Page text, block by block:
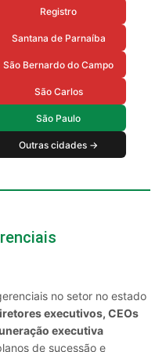
Registro
Santana de Parnaíba
São Bernardo do Campo
São Carlos
São Paulo
Outras cidades →
no setor no estado
executivos, CEOs
executiva
de sucessão e